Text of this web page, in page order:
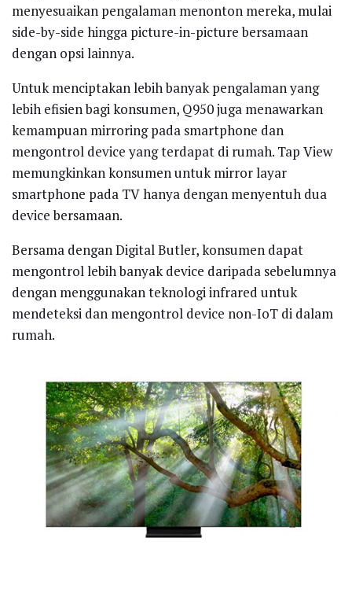
menyesuaikan pengalaman menonton mereka, mulai
side-by-side hingga picture-in-picture bersamaan
dengan opsi lainnya.
Untuk menciptakan lebih banyak pengalaman yang
lebih efisien bagi konsumen, Q950 juga menawarkan
kemampuan mirroring pada smartphone dan
mengontrol device yang terdapat di rumah. Tap View
memungkinkan konsumen untuk mirror layar
smartphone pada TV hanya dengan menyentuh dua
device bersamaan.
Bersama dengan Digital Butler, konsumen dapat
mengontrol lebih banyak device daripada sebelumnya
dengan menggunakan teknologi infrared untuk
mendeteksi dan mengontrol device non-IoT di dalam
rumah.